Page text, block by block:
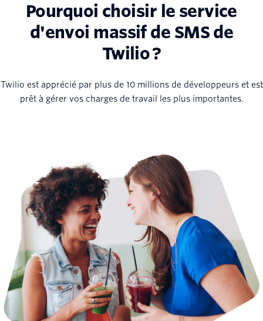
Pourquoi choisir le service
d'envoi massif de SMS de
Twilio ?
Twilio est apprécié par plus de 10 millions de développeurs et est
prêt à gérer vos charges de travail les plus importantes.